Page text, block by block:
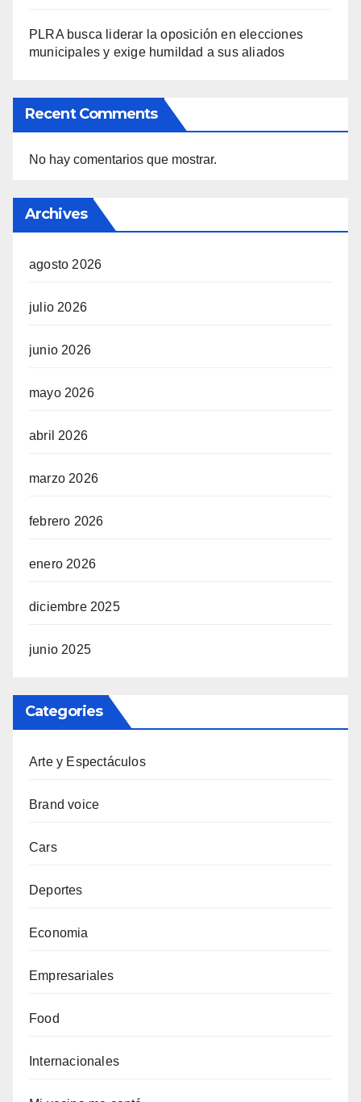
PLRA busca liderar la oposición en elecciones
municipales y exige humildad a sus aliados
Recent Comments
No hay comentarios que mostrar.
Archives
agosto 2026
julio 2026
junio 2026
mayo 2026
abril 2026
marzo 2026
febrero 2026
enero 2026
diciembre 2025
junio 2025
Categories
Arte y Espectáculos
Brand voice
Cars
Deportes
Economia
Empresariales
Food
Internacionales